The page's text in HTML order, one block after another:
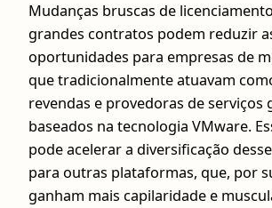
Mudanças bruscas de
grandes contratos podem reduzir
oportunidades para empresas de
que tradicionalmente atuavam
revendas e provedoras de serviços
baseados na tecnologia VMware.
pode acelerar a diversificação
para outras plataformas, que, por
ganham mais capilaridade e